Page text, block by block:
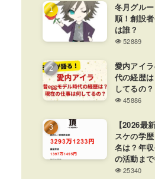
冬月グル
順！創設
は誰？
52889
愛内アイ
代の経歴
してるの？
45886
【2026最
スケの学
名は？年
の活動ま
25340